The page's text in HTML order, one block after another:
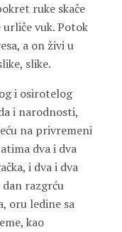
ruke skače
urliče vuk. Potok
a on živi u
slike.
i osirotelog
i narodnosti,
na privremeni
dva i dva
i dva i dva
dan razgrću
oru ledine sa
kao